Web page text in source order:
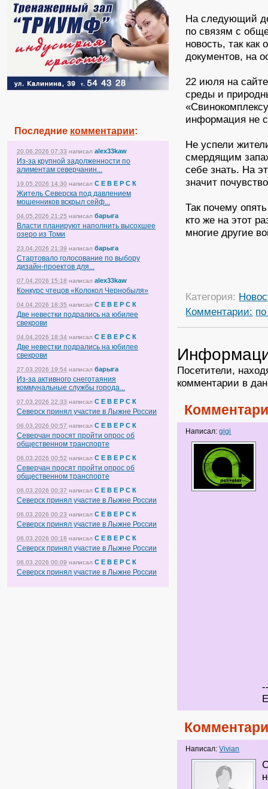
Последние комментарии:
20.06.2026 07:33 написал alex33kaw
Из-за крупной задолженности по
алиментам северчанин...
19.05.2026 14:30 написал С Е В Е Р С К
Житель Северска под давлением
мошенников вскрыл сейф...
04.05.2026 21:25 написал барыга
Власти планируют наполнить высохшее
озеро из Томи
23.04.2026 21:39 написал барыга
Стартовало голосование по выбору
дизайн-проектов для...
07.04.2026 15:18 написал alex33kaw
Конкурс чтецов «Колокол Чернобыля»
04.04.2026 18:35 написал С Е В Е Р С К
Две невестки подрались на юбилее
свекрови
04.04.2026 18:34 написал С Е В Е Р С К
Две невестки подрались на юбилее
свекрови
27.03.2026 19:54 написал барыга
Из-за активного снеготаяния
коммунальные службы города...
07.03.2026 22:33 написал С Е В Е Р С К
Северск принял участие в Лыжне России
06.03.2026 00:57 написал С Е В Е Р С К
Северчан просят пройти опрос об
общественном транспорте
06.03.2026 00:52 написал С Е В Е Р С К
Северчан просят пройти опрос об
общественном транспорте
06.03.2026 00:37 написал С Е В Е Р С К
Северск принял участие в Лыжне России
06.03.2026 00:23 написал С Е В Е Р С К
Северск принял участие в Лыжне России
06.03.2026 00:18 написал С Е В Е Р С К
Северск принял участие в Лыжне России
06.03.2026 00:09 написал С Е В Е Р С К
Северск принял участие в Лыжне России
На следующий
по связям с
новость, так как
документов, на
22 июля на
среды и
информация не
Не успели
смердящим
себе знать. На
значит
Так почему
кто же на этот
многие другие
Категория:
Комментарии:
Посетители,
комментарии в
Написал:gigi
Написал:Vivian